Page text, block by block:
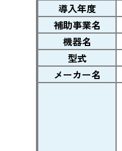
導入年度
補助事業名
機器名
型式
メーカー名